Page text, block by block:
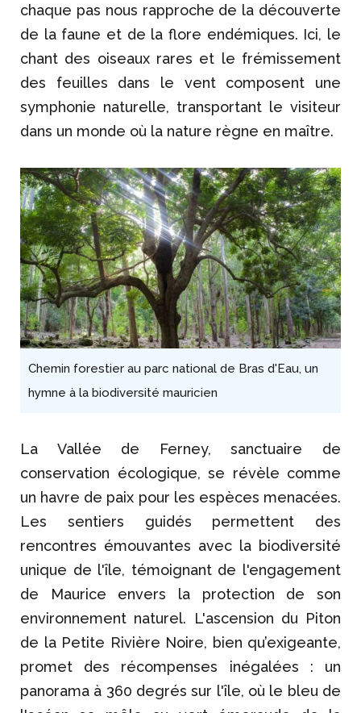
chaque pas nous rapproche de la découverte
de la faune et de la flore endémiques. Ici, le
chant des oiseaux rares et le frémissement
des feuilles dans le vent composent une
symphonie naturelle, transportant le visiteur
dans un monde où la nature règne en maître.
Chemin forestier au parc national de Bras d'Eau, un
hymne à la biodiversité mauricien
La Vallée de Ferney, sanctuaire de
conservation écologique, se révèle comme
un havre de paix pour les espèces menacées.
Les sentiers guidés permettent des
rencontres émouvantes avec la biodiversité
unique de l'île, témoignant de l'engagement
de Maurice envers la protection de son
environnement naturel. L'ascension du Piton
de la Petite Rivière Noire, bien qu’exigeante,
promet des récompenses inégalées : un
panorama à 360 degrés sur l'île, où le bleu de